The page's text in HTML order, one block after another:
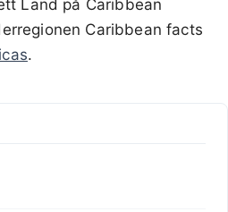
Land på Caribbean
Caribbean facts
.